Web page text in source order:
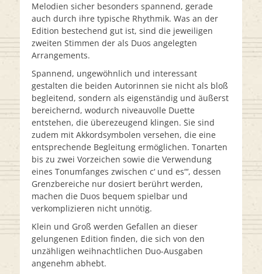
Melodien sicher besonders spannend, gerade
auch durch ihre typische Rhythmik. Was an der
Edition bestechend gut ist, sind die jeweiligen
zweiten Stimmen der als Duos angelegten
Arrangements.
Spannend, ungewöhnlich und interessant
gestalten die beiden Autorinnen sie nicht als bloß
begleitend, sondern als eigenständig und äußerst
bereichernd, wodurch niveauvolle Duette
entstehen, die überezeugend klingen. Sie sind
zudem mit Akkordsymbolen versehen, die eine
entsprechende Begleitung ermöglichen. Tonarten
bis zu zwei Vorzeichen sowie die Verwendung
eines Tonumfanges zwischen c‘ und es“‘, dessen
Grenzbereiche nur dosiert berührt werden,
machen die Duos bequem spielbar und
verkomplizieren nicht unnötig.
Klein und Groß werden Gefallen an dieser
gelungenen Edition finden, die sich von den
unzähligen weihnachtlichen Duo-Ausgaben
angenehm abhebt.